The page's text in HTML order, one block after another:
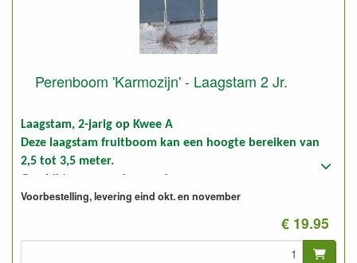
Perenboom 'Karmozijn' - Laagstam 2 Jr.
Laagstam, 2-jarig op Kwee A
Deze laagstam fruitboom kan een hoogte bereiken van
2,5 tot 3,5 meter.
Foto: laagstam 2-jarig, ongesnoeid en gesnoeid
Voorbestelling, levering eind okt. en november
€ 19.95